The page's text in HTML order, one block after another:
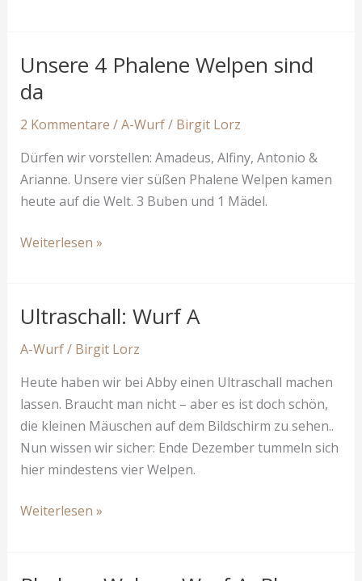
Welpen
in
den
ersten
Wochen
Unsere 4 Phalene Welpen sind
da
2 Kommentare /A-Wurf/ Birgit Lorz
Dürfen wir vorstellen: Amadeus, Alfiny, Antonio &
Arianne. Unsere vier süßen Phalene Welpen kamen
heute auf die Welt. 3 Buben und 1 Mädel.
Unsere
Welpen
sind
da
Weiterlesen »
Ultraschall: Wurf A
A-Wurf/ Birgit Lorz
Heute haben wir bei Abby einen Ultraschall machen
lassen. Braucht man nicht – aber es ist doch schön,
die kleinen Mäuschen auf dem Bildschirm zu sehen..
Nun wissen wir sicher: Ende Dezember tummeln sich
hier mindestens vier Welpen.
Ultraschall:
Weiterlesen »